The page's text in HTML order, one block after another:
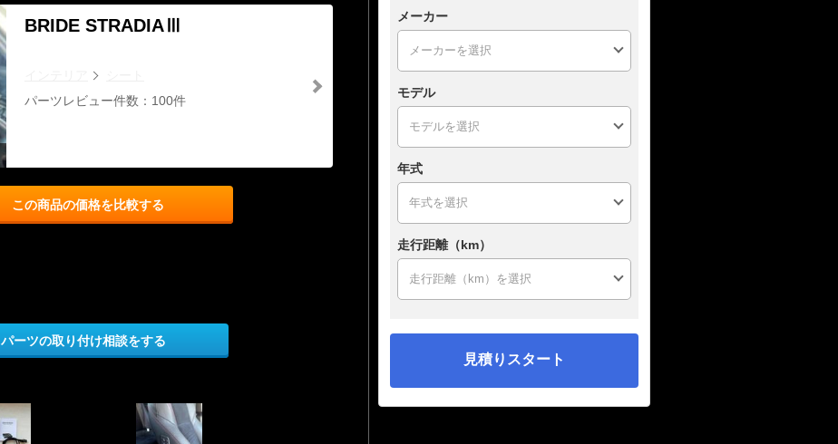
BRIDE STRADIAⅢ
パーツレビュー件数：100件
この商品の価格を比較する
パーツの取り付け相談をする
メーカー
モデル
年式
走行距離（km）
見積りスタート